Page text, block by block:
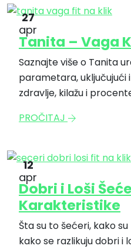
27
apr
Tanita – Vaga
Saznajte više o Tanita
parametara, uključujući
zdravlje, kilažu i
PROČITAJ
12
apr
Dobri i Loši
Karakteristike
Šta su to šećeri, kako
kako se razlikuju dobri i